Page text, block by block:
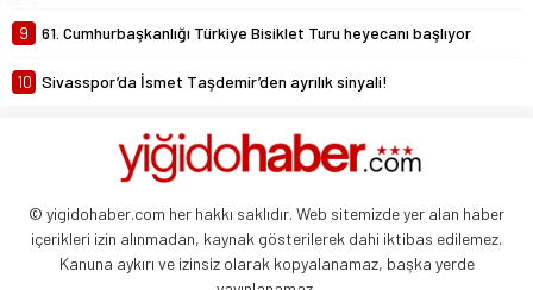
9 61. Cumhurbaşkanlığı Türkiye Bisiklet Turu heyecanı başlıyor
10 Sivasspor’da İsmet Taşdemir’den ayrılık sinyali!
© yigidohaber.com her hakkı saklıdır. Web sitemizde yer alan haber
içerikleri izin alınmadan, kaynak gösterilerek dahi iktibas edilemez.
Kanuna aykırı ve izinsiz olarak kopyalanamaz, başka yerde